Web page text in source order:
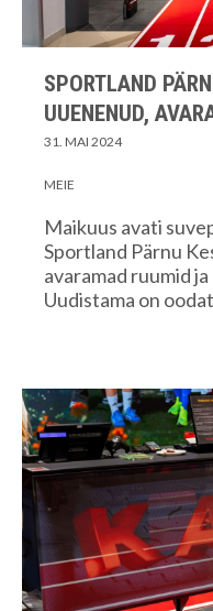
SPORTLAND
UUENENUD,
31. MAI 2024
MEIE
Maikuus avati
Sportland Pärnu
avaramad ruumid
Uudistama on